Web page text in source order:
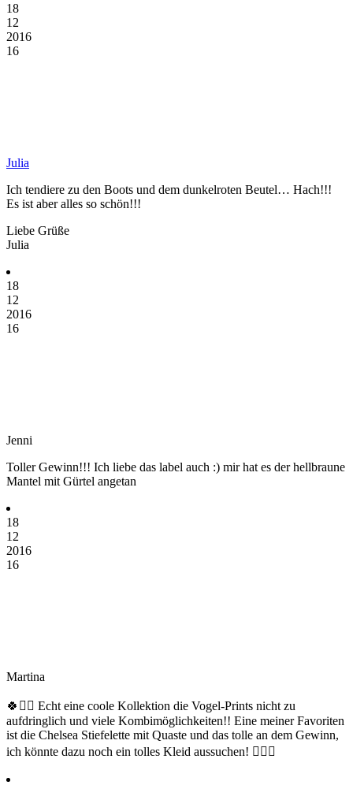
18
12
2016
16
Julia
Ich tendiere zu den Boots und dem dunkelroten Beutel… Hach!!!
Es ist aber alles so schön!!!
Liebe Grüße
Julia
18
12
2016
16
Jenni
Toller Gewinn!!! Ich liebe das label auch :) mir hat es der hellbraune
Mantel mit Gürtel angetan
18
12
2016
16
Martina
🍀✊🏽 Echt eine coole Kollektion die Vogel-Prints nicht zu
aufdringlich und viele Kombimöglichkeiten!! Eine meiner Favoriten
ist die Chelsea Stiefelette mit Quaste und das tolle an dem Gewinn,
ich könnte dazu noch ein tolles Kleid aussuchen! ✊🏽🍀